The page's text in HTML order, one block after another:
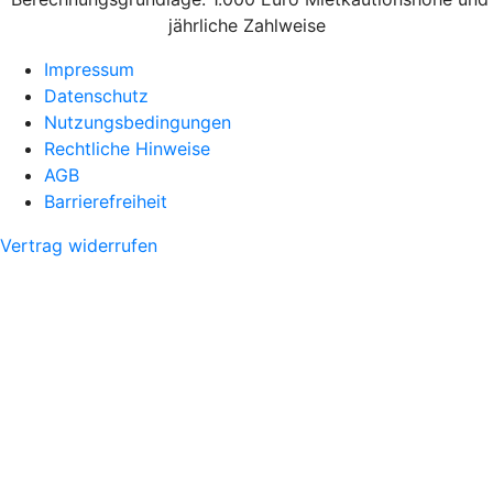
jährliche Zahlweise
Impressum
Datenschutz
Nutzungsbedingungen
Rechtliche Hinweise
AGB
Barrierefreiheit
Vertrag widerrufen